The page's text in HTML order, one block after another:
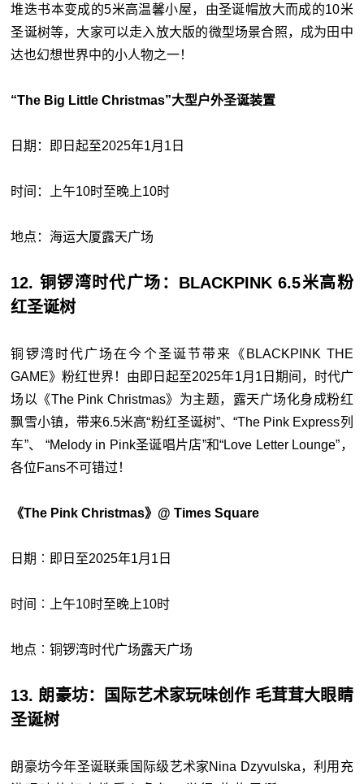
堆迭书本变成的5米高温馨小屋，由圣诞帽放大而成的10米
圣诞树等，大家可以走入放大版的微型场景合照，成为田中
达也幻想世界中的小人物之一！
“The Big Little Christmas”大型户外圣诞装置
日期：即日起至2025年1月1日
时间：上午10时至晚上10时
地点：海运大厦露天广场
12. 铜锣湾时代广场：BLACKPINK 6.5米高粉
红圣诞树
铜锣湾时代广场在今个圣诞节带来《BLACKPINK THE
GAME》粉红世界！由即日起至2025年1月1日期间，时代广
场以《The Pink Christmas》为主题，露天广场化身成粉红
飘雪小镇，带来6.5米高“粉红圣诞树”、“The Pink Express列
车”、 “Melody in Pink圣诞唱片店”和“Love Letter Lounge”，
各位Fans不可错过！
《The Pink Christmas》@ Times Square
日期︰即日至2025年1月1日
时间︰上午10时至晚上10时
地点︰铜锣湾时代广场露天广场
13. 朗豪坊：国际艺术家玩味创作 毛茸茸大眼睛
圣诞树
朗豪坊今年圣诞联乘国际级艺术家Nina Dzyvulska，利用充